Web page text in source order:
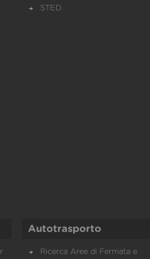
STED
Autotrasporto
Ricerca Aree di Fermata e